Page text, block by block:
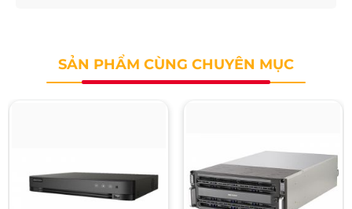
SẢN PHẨM CÙNG CHUYÊN MỤC
AT1000S/320
Liên hệ